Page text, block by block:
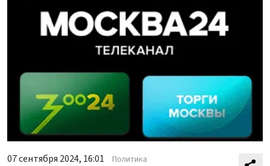
07 сентября 2024, 16:01 Политика